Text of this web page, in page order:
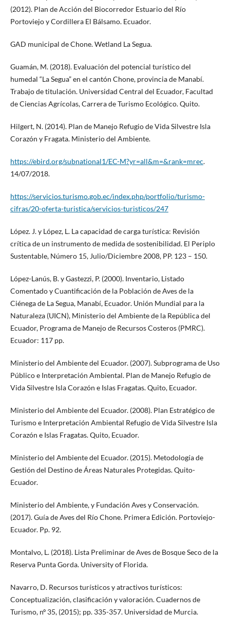
(2012). Plan de Acción del Biocorredor Estuario del Río
Portoviejo y Cordillera El Bálsamo. Ecuador.
GAD municipal de Chone. Wetland La Segua.
Guamán, M. (2018). Evaluación del potencial turístico del
humedal “La Segua” en el cantón Chone, provincia de Manabí.
Trabajo de titulación. Universidad Central del Ecuador, Facultad
de Ciencias Agrícolas, Carrera de Turismo Ecológico. Quito.
Hilgert, N. (2014). Plan de Manejo Refugio de Vida Silvestre Isla
Corazón y Fragata. Ministerio del Ambiente.
https://ebird.org/subnational1/EC-M?yr=all&m=&rank=mrec.
14/07/2018.
https://servicios.turismo.gob.ec/index.php/portfolio/turismo-
cifras/20-oferta-turistica/servicios-turisticos/247
López. J. y López, L. La capacidad de carga turística: Revisión
crítica de un instrumento de medida de sostenibilidad. El Periplo
Sustentable, Número 15, Julio/Diciembre 2008, PP. 123 – 150.
López-Lanús, B. y Gastezzi, P. (2000). Inventario, Listado
Comentado y Cuantificación de la Población de Aves de la
Ciénega de La Segua, Manabí, Ecuador. Unión Mundial para la
Naturaleza (UICN), Ministerio del Ambiente de la República del
Ecuador, Programa de Manejo de Recursos Costeros (PMRC).
Ecuador: 117 pp.
Ministerio del Ambiente del Ecuador. (2007). Subprograma de Uso
Público e Interpretación Ambiental. Plan de Manejo Refugio de
Vida Silvestre Isla Corazón e Islas Fragatas. Quito, Ecuador.
Ministerio del Ambiente del Ecuador. (2008). Plan Estratégico de
Turismo e Interpretación Ambiental Refugio de Vida Silvestre Isla
Corazón e Islas Fragatas. Quito, Ecuador.
Ministerio del Ambiente del Ecuador. (2015). Metodología de
Gestión del Destino de Áreas Naturales Protegidas. Quito-
Ecuador.
Ministerio del Ambiente, y Fundación Aves y Conservación.
(2017). Guía de Aves del Río Chone. Primera Edición. Portoviejo-
Ecuador. Pp. 92.
Montalvo, L. (2018). Lista Preliminar de Aves de Bosque Seco de la
Reserva Punta Gorda. University of Florida.
Navarro, D. Recursos turísticos y atractivos turísticos:
Conceptualización, clasificación y valoración. Cuadernos de
Turismo, nº 35, (2015); pp. 335-357. Universidad de Murcia.